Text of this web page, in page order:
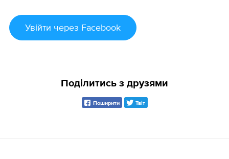
Увійти через Facebook
Поділитись з друзями
Поширити Твіт